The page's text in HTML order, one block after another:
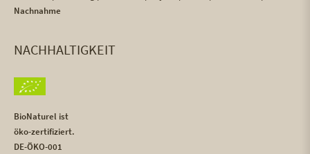
Nachnahme
NACHHALTIGKEIT
BioNaturel ist
öko-zertifiziert.
DE-ÖKO-001